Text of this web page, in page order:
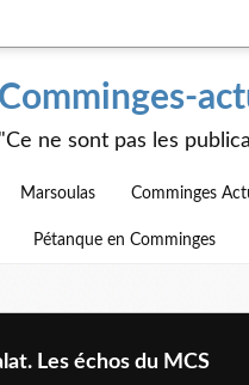
Comminges-
"Ce ne sont pas les
Marsoulas Comminges
Pétanque en Comminges
Les échos du MCS